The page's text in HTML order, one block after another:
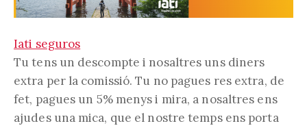
Iati seguros
Tu tens un descompte i nosaltres uns diners
extra per la comissió. Tu no pagues res extra, de
fet, pagues un 5% menys i mira, a nosaltres ens
ajudes una mica, que el nostre temps ens porta